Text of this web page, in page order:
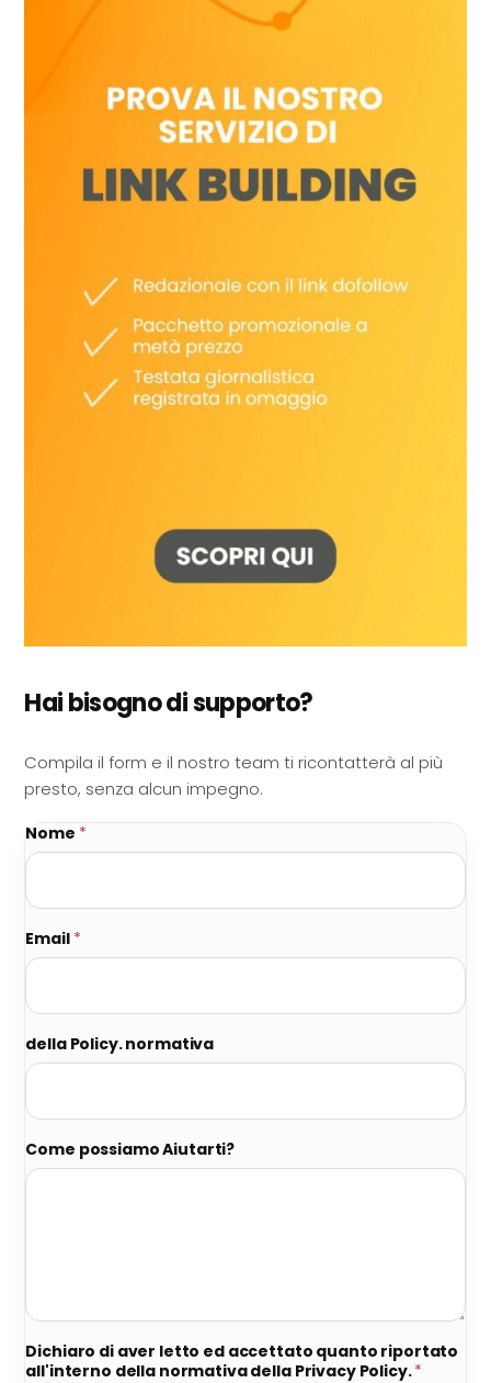
Hai bisogno di supporto?
Compila il form e il nostro team ti ricontatterà al più
presto, senza alcun impegno.
Nome *
Email *
della Policy. normativa
Come possiamo Aiutarti?
Dichiaro di aver letto ed accettato quanto riportato
all'interno della normativa della Privacy Policy.*